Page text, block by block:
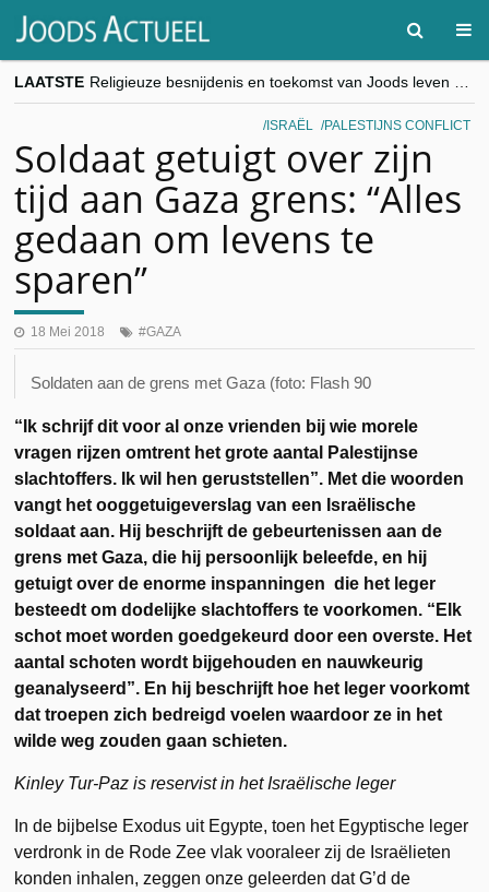
LAATSTE
“Besnijdenisdebat toont hoe moeilijk seculiere Westen minderheden begrijpt”, Jinnih Beels (Vooruit)
CITYTRIP | ROEMENIË – Boekarest: de verrassing van Oost-Europa
ISRAËL PALESTIJNS CONFLICT
Soldaat getuigt over zijn
tijd aan Gaza grens: “Alles
gedaan om levens te
sparen”
18 Mei 2018 GAZA
Soldaten aan de grens met Gaza (foto: Flash 90
“Ik schrijf dit voor al onze vrienden bij wie morele
vragen rijzen omtrent het grote aantal Palestijnse
slachtoffers. Ik wil hen geruststellen”. Met die woorden
vangt het ooggetuigeverslag van een Israëlische
soldaat aan. Hij beschrijft de gebeurtenissen aan de
grens met Gaza, die hij persoonlijk beleefde, en hij
getuigt over de enorme inspanningen die het leger
besteedt om dodelijke slachtoffers te voorkomen. “Elk
schot moet worden goedgekeurd door een overste. Het
aantal schoten wordt bijgehouden en nauwkeurig
geanalyseerd”. En hij beschrijft hoe het leger voorkomt
dat troepen zich bedreigd voelen waardoor ze in het
wilde weg zouden gaan schieten.
Kinley Tur-Paz is reservist in het Israëlische leger
In de bijbelse Exodus uit Egypte, toen het Egyptische leger
verdronk in de Rode Zee vlak vooraleer zij de Israëlieten
konden inhalen, zeggen onze geleerden dat G’d de